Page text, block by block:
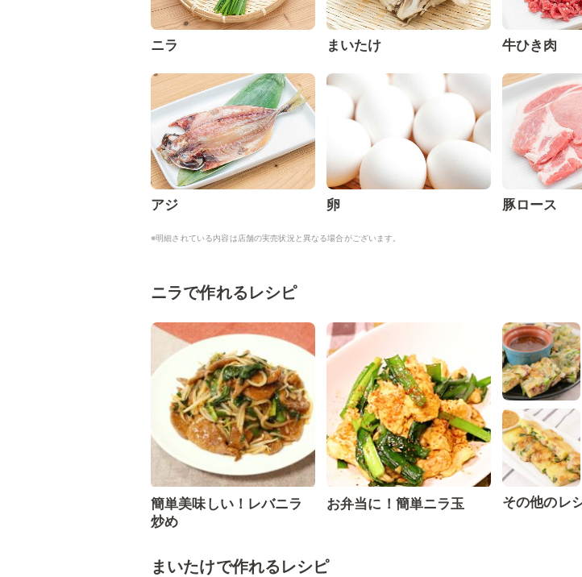
ニラ まいたけ 牛ひき肉
アジ 卵 豚ロース
※明細されている内容は店舗の実売状況と異なる場合がございます。
ニラで作れるレシピ
簡単美味しい！レバニラ
炒め
お弁当に！簡単ニラ玉 その他のレ
まいたけで作れるレシピ